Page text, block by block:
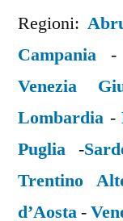
Regioni:
Campania
Venezia
Lombardia -
Puglia -
Trentino
d’Aosta-